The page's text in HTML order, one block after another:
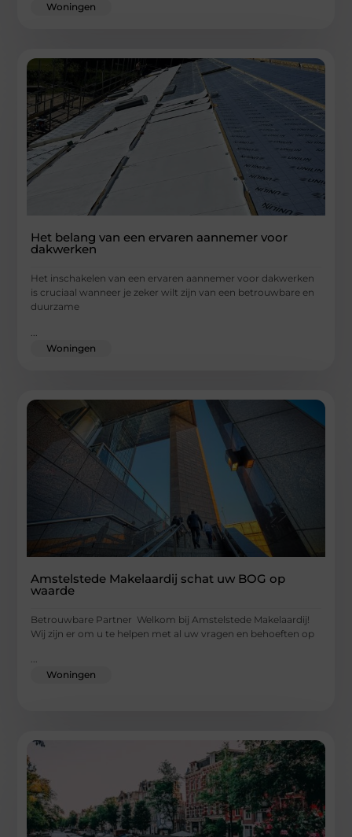
Woningen
Het belang van een ervaren aannemer voor
dakwerken
Het inschakelen van een ervaren aannemer voor dakwerken
is cruciaal wanneer je zeker wilt zijn van een betrouwbare en
duurzame
Woningen
Amstelstede Makelaardij schat uw BOG op
waarde
Betrouwbare Partner Welkom bij Amstelstede Makelaardij!
Wij zijn er om u te helpen met al uw vragen en behoeften op
...
Woningen